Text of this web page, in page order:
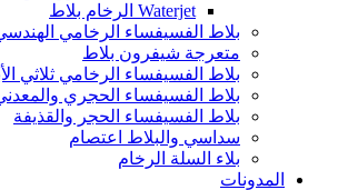
Waterjet الرخام بلاط
بلاط الفسيفساء الرخامي
متعرجة شيفرون بلاط
بلاط الفسيفساء الرخامي ثلاثي
بلاط الفسيفساء الحجري
بلاط الفسيفساء الحجر والقذيفة
سداسي والبلاط اعتصام
بلاء السلة الرخام
المدونات